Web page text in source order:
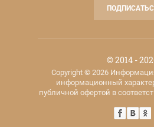
© 2014 -
Copyright © 2026
информационный
публичной офертой в